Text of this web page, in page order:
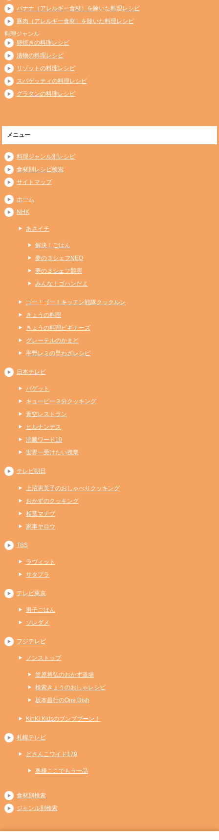
バナナ（アレルギー食材）を除いた料理レシピ
豚肉（アレルギー食材）を除いた料理レシピ
料理ジャンル
卵焼きの料理レシピ
漬物の料理レシピ
リゾットの料理レシピ
スパゲッティの料理レシピ
グラタンの料理レシピ
メニュー
料理ジャンル別レシピ
食材別レシピ検索
サイトマップ
ホーム
NHK
あさイチ
解決！ごはん
夢の３シェフNEO
夢の３シェフ競演
みんな！ゴハンだよ
ゴー！ゴー！キッチン戦隊クックルン
きょうの料理
きょうの料理ビギナーズ
グレーテルのかまど
平野レミの早わざレシピ
日本テレビ
バゲット
キューピー３分クッキング
青空レストラン
ヒルナンデス
沸騰ワード10
世界一受けたい授業
テレビ朝日
上沼恵美子のおしゃべりクッキング
おかずのクッキング
相葉マナブ
家事ヤロウ
TBS
ラヴィット
サタプラ
テレビ東京
男子ごはん
ソレダメ
フジテレビ
ノンストップ
笠原将弘のおかず道場
検索きょうのおしゃレシピ
坂本昌行のOne Dish
KinKi Kidsのブンブブーン！
札幌テレビ
どさんこワイド179
奥様ここでもう一品
食材別検索
ジャンル別検索